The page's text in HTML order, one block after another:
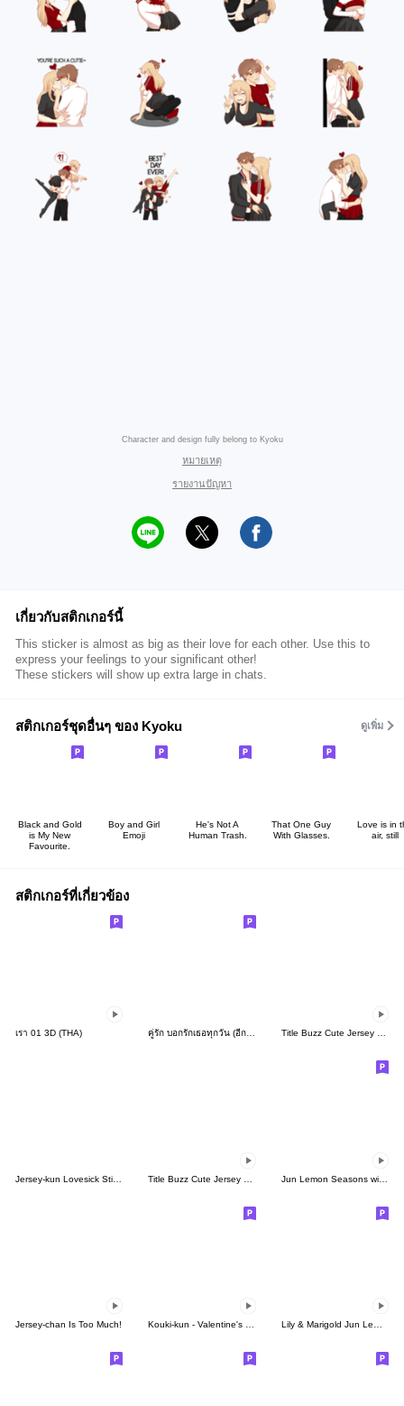
Character and design fully belong to Kyoku
หมายเหตุ
รายงานปัญหา
เกี่ยวกับสติกเกอร์นี้
This sticker is almost as big as their love for each other. Use this to
express your feelings to your significant other!
These stickers will show up extra large in chats.
สติกเกอร์ชุดอื่นๆ ของ Kyoku ดูเพิ่ม
Black and Gold
is My New
Favourite.
Boy and Girl
Emoji
He's Not A
Human Trash.
That One Guy
With Glasses.
Love is in
air, still
สติกเกอร์ที่เกี่ยวข้อง
เรา 01 3D (THA) คู่รัก บอกรักเธอทุกวัน (อีกแล้ว) บิ๊ก Title Buzz Cute Jersey Kun
Jun Lemon Seasons with you
Jersey-chan Is Too Much!